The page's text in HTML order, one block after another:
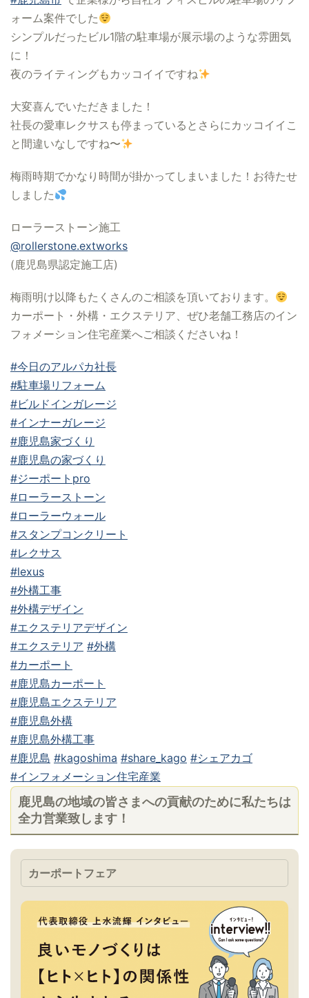
ォーム案件でした
シンプルだったビル1階の駐車場が展示場のような雰囲気
に！
夜のライティングもカッコイイですね
大変喜んでいただきました！
社長の愛車レクサスも停まっているとさらにカッコイイこ
と間違いなしですね〜
梅雨時期でかなり時間が掛かってしまいました！お待たせ
しました
ローラーストーン施工
@rollerstone.extworks
(鹿児島県認定施工店)
梅雨明け以降もたくさんのご相談を頂いております。
カーポート・外構・エクステリア、ぜひ老舗工務店のイン
フォメーション住宅産業へご相談くださいね！
#今日のアルパカ社長
#駐車場リフォーム
#ビルドインガレージ
#インナーガレージ
#鹿児島家づくり
#鹿児島の家づくり
#ジーポートpro
#ローラーストーン
#ローラーウォール
#スタンプコンクリート
#レクサス
#lexus
#外構工事
#外構デザイン
#エクステリアデザイン
#エクステリア #外構
#カーポート
#鹿児島カーポート
#鹿児島エクステリア
#鹿児島外構
#鹿児島外構工事
#鹿児島 #kagoshima #share_kago #シェアカゴ
#インフォメーション住宅産業
鹿児島の地域の皆さまへの貢献のために私たちは
全力営業致します！
カーポートフェア